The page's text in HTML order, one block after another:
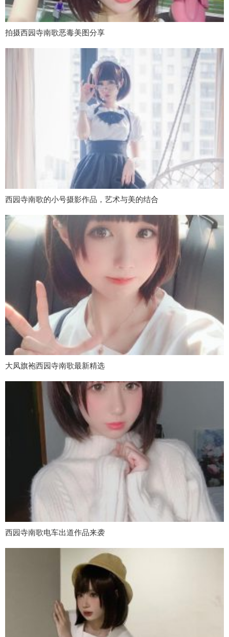
拍摄西园寺南歌恶毒美图分享
西园寺南歌的小号摄影作品，艺术与美的结合
大凤旗袍西园寺南歌最新精选
西园寺南歌电车出道作品来袭